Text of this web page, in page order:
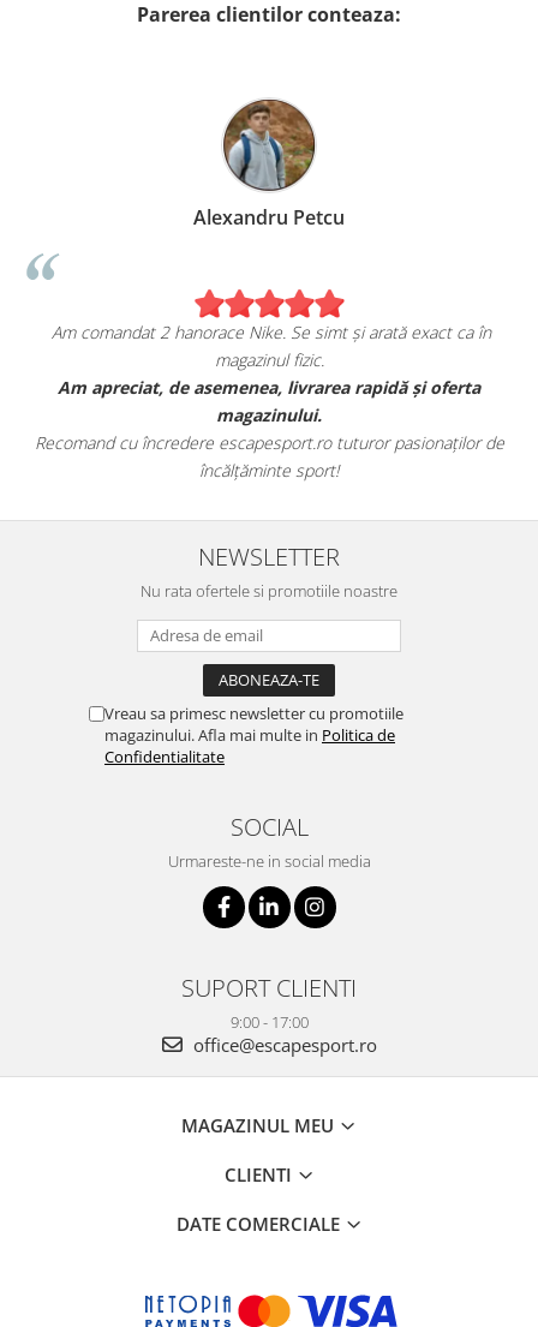
Parerea clientilor conteaza:
Alexandru Petcu
Am comandat 2 hanorace Nike. Se simt și arată exact ca în
magazinul fizic.
Am apreciat, de asemenea, livrarea rapidă și oferta
magazinului.
Recomand cu încredere escapesport.ro tuturor pasionaților de
încălțăminte sport!
NEWSLETTER
Nu rata ofertele si promotiile noastre
Vreau sa primesc newsletter cu promotiile
magazinului. Afla mai multe in Politica de
Confidentialitate
SOCIAL
Urmareste-ne in social media
SUPORT CLIENTI
9:00 - 17:00
office@escapesport.ro
MAGAZINUL MEU
CLIENTI
DATE COMERCIALE